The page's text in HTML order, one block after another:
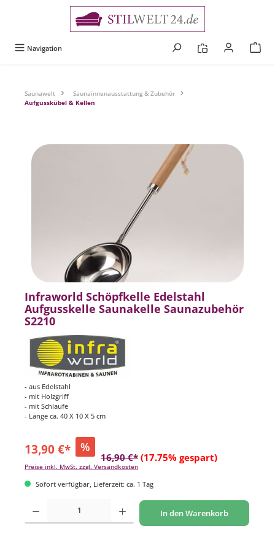
Navigation
Saunawelt
Saunainnenausstattung & Zubehör
Aufgusskübel & Kellen
Bildergalerie überspringen
Infraworld Schöpfkelle Edelstahl
Aufgusskelle Saunakelle Saunazubehör
S2210
- aus Edelstahl
- mit Holzgriff
- mit Schlaufe
- Länge ca. 40 X 10 X 5 cm
13,90 €* %
16,90 €* (17.75% gespart)
Preise inkl. MwSt. zzgl. Versandkosten
Sofort verfügbar, Lieferzeit: ca. 1 Tag
Produkt Anzahl: Gib den gewünschten Wert ein oder benutze die Schaltflächen um
In den Warenkorb